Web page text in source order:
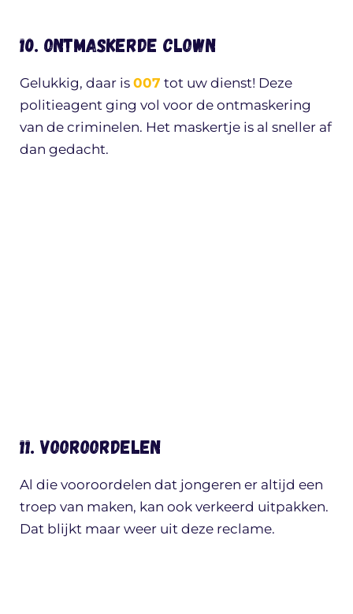
10. Ontmaskerde clown
Gelukkig, daar is 007 tot uw dienst! Deze
politieagent ging vol voor de ontmaskering
van de criminelen. Het maskertje is al sneller af
dan gedacht.
11. Vooroordelen
Al die vooroordelen dat jongeren er altijd een
troep van maken, kan ook verkeerd uitpakken.
Dat blijkt maar weer uit deze reclame.